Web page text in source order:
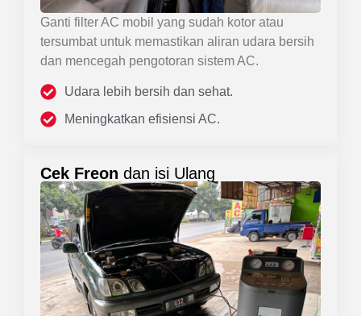
Ganti filter AC mobil yang sudah kotor atau
tersumbat untuk memastikan aliran udara bersih
dan mencegah pengotoran sistem AC.
Udara lebih bersih dan sehat.
Meningkatkan efisiensi AC.
Cek Freon dan isi Ulang